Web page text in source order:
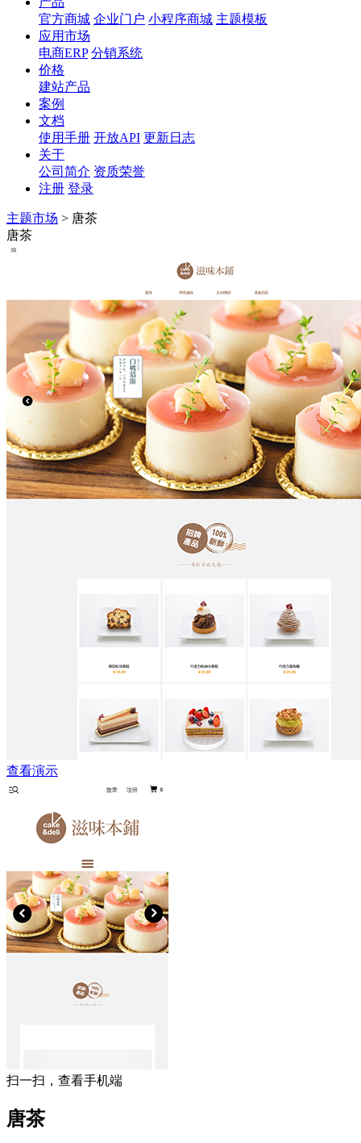
官方商城 企业门户 小程序商城 主题模板
应用市场
电商ERP 分销系统
价格
建站产品
案例
文档
使用手册 开放API 更新日志
关于
公司简介 资质荣誉
注册 登录
主题市场 > 唐茶
唐茶
查看演示
扫一扫，查看手机端
唐茶